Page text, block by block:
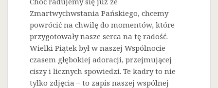
Zmartwychwstania Pańskiego, chcemy
powrócić na chwilę do momentów, które
przygotowały nasze serca na tę radość.
Wielki Piątek był w naszej Wspólnocie
czasem głębokiej adoracji, przejmującej
ciszy i licznych spowiedzi. Te kadry to nie
tylko zdjęcia – to zapis naszej wspólnej